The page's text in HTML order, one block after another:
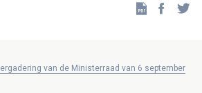
van de Ministerraad van 6 september